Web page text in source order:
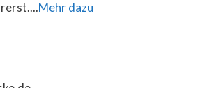
Mehr dazu